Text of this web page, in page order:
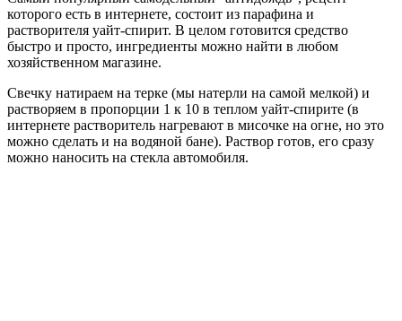
которого есть в интернете, состоит из парафина и
растворителя уайт-спирит. В целом готовится средство
быстро и просто, ингредиенты можно найти в любом
хозяйственном магазине.
Свечку натираем на терке (мы натерли на самой мелкой) и
растворяем в пропорции 1 к 10 в теплом уайт-спирите (в
интернете растворитель нагревают в мисочке на огне, но это
можно сделать и на водяной бане). Раствор готов, его сразу
можно наносить на стекла автомобиля.